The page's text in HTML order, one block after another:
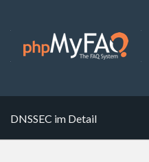
DNSSEC im Detail